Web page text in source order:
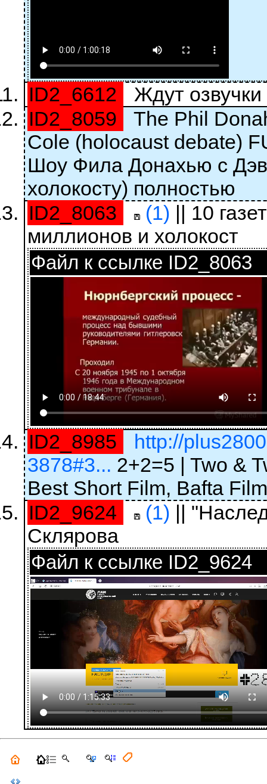
ID2_6612
Ждут озвучки
ID2_8059
The Phil
Cole (holocaust debate)
Шоу Фила Донахью с
холокосту) полностью
ID2_8063
(1) || 10
миллионов и холокост
Файл к ссылке ID2_8063
ID2_8985
http://
3878#3... 2+2=5 | Two &
Best Short Film, Bafta
ID2_9624
(1) ||
Склярова
Файл к ссылке ID2_9624